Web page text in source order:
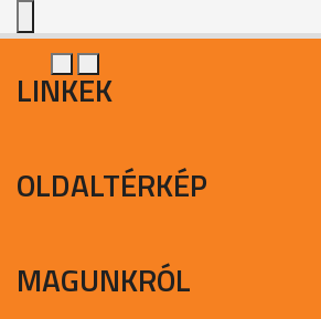
LINKEK
OLDALTÉRKÉP
MAGUNKRÓL